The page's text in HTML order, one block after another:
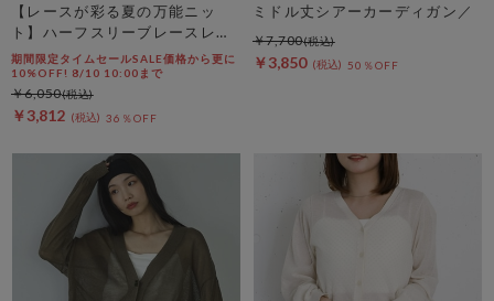
【レースが彩る夏の万能ニッ
ト】ハーフスリーブレースレイ
ヤードニットカーディガン
期間限定タイムセールSALE価格から更に
10%OFF! 8/10 10:00まで
￥3,812 36％OFF
￥6,050
ミドル丈シアーカーディガン／
￥3,850 50％OFF
￥7,700